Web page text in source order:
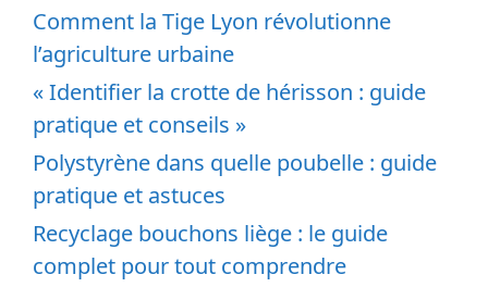
Comment la Tige Lyon révolutionne
l’agriculture urbaine
« Identifier la crotte de hérisson : guide
pratique et conseils »
Polystyrène dans quelle poubelle : guide
pratique et astuces
Recyclage bouchons liège : le guide
complet pour tout comprendre